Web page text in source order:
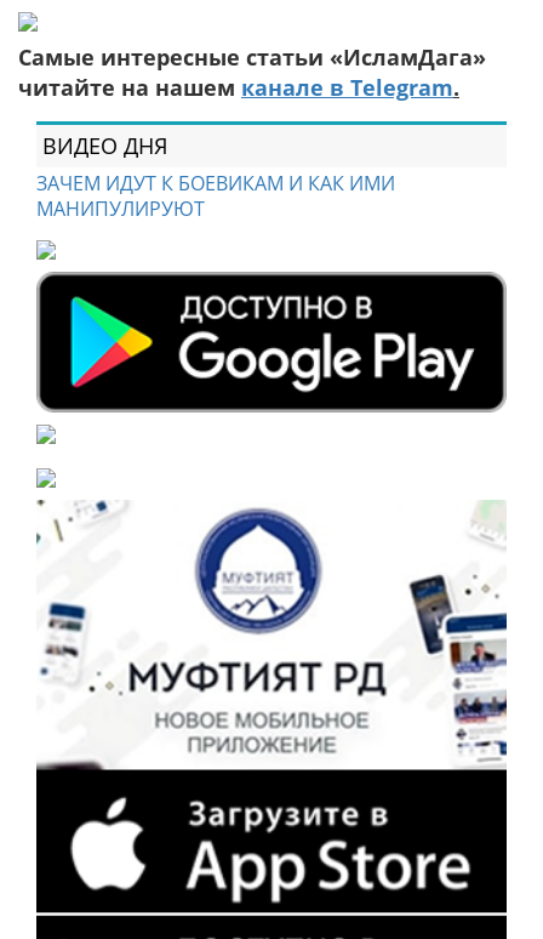
Самые интересные статьи «ИсламДага»
читайте на нашем канале в Telegram.
ВИДЕО ДНЯ
ЗАЧЕМ ИДУТ К БОЕВИКАМ И КАК ИМИ
МАНИПУЛИРУЮТ